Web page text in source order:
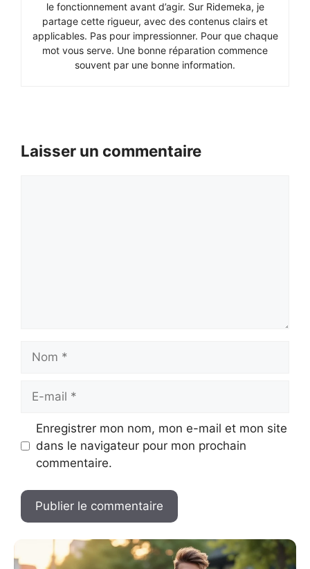
le fonctionnement avant d’agir. Sur Ridemeka, je
partage cette rigueur, avec des contenus clairs et
applicables. Pas pour impressionner. Pour que chaque
mot vous serve. Une bonne réparation commence
souvent par une bonne information.
Laisser un commentaire
Nom
Enregistrer mon nom, mon e-mail et mon site
dans le navigateur pour mon prochain
commentaire.